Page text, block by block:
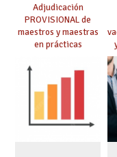
Adjudicación
PROVISIONAL de
maestros y maestras
en prácticas